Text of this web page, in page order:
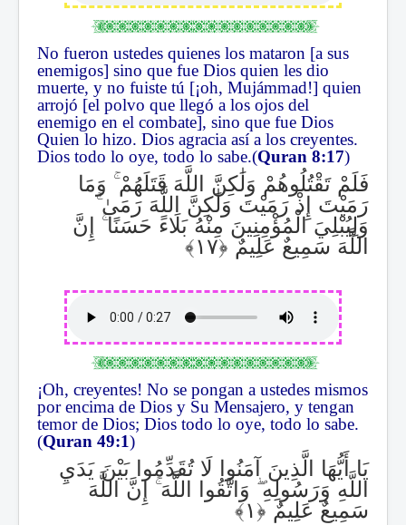
No fueron ustedes quienes los mataron [a sus
enemigos] sino que fue Dios quien les dio
muerte, y no fuiste tú [¡oh, Mujámmad!] quien
arrojó [el polvo que llegó a los ojos del
enemigo en el combate], sino que fue Dios
Quien lo hizo. Dios agracia así a los creyentes.
Dios todo lo oye, todo lo sabe.(Quran 8:17)
فَلَمْ تَقْتُلُوهُمْ وَلَٰكِنَّ اللَّهَ قَتَلَهُمْۚ وَمَا
رَمَيْتَ إِذْ رَمَيْتَ وَلَٰكِنَّ اللَّهَ رَمَىٰۚ
وَلِيُبْلِيَ الْمُؤْمِنِينَ مِنْهُ بَلَاءً حَسَنًاۚ إِنَّ
اللَّهَ سَمِيعٌ عَلِيمٌ
¡Oh, creyentes! No se pongan a ustedes mismos
por encima de Dios y Su Mensajero, y tengan
temor de Dios; Dios todo lo oye, todo lo sabe.
(Quran 49:1)
يَا أَيُّهَا الَّذِينَ آمَنُوا لَا تُقَدِّمُوا بَيْنَ يَدَيِ
اللَّهِ وَرَسُولِهِۖ وَاتَّقُوا اللَّهَۚإِنَّ اللَّهَ
سَمِيعٌ عَلِيمٌ